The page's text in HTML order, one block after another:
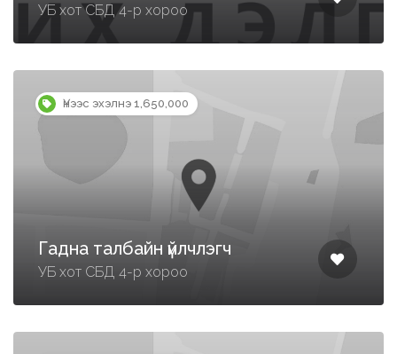
УБ хот СБД 4-р хороо
Үнээс эхэлнэ 1,650,000
Гадна талбайн үйлчлэгч
УБ хот СБД 4-р хороо